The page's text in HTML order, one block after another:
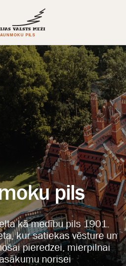
pils
kā medību pils 1901.
kur satiekas vēsture un
pieredzei, mierpilnai
norisei